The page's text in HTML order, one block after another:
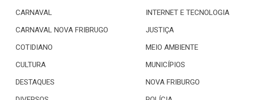
CARNAVAL
CARNAVAL NOVA FRIBRUGO
COTIDIANO
CULTURA
DESTAQUES
INTERNET E TECNOLOGIA
JUSTIÇA
MEIO AMBIENTE
MUNICÍPIOS
NOVA FRIBURGO